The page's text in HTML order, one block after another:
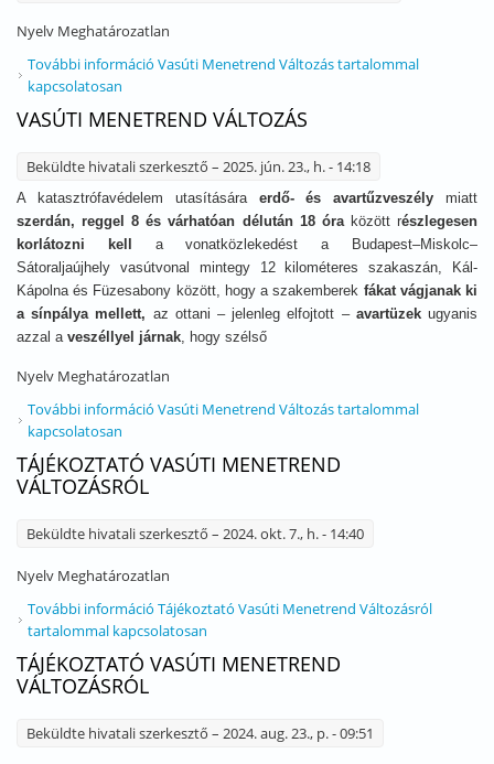
Nyelv Meghatározatlan
További információ Vasúti Menetrend Változás tartalommal
kapcsolatosan
VASÚTI MENETREND VÁLTOZÁS
Beküldte hivatali szerkesztő – 2025. jún. 23., h. - 14:18
A katasztrófavédelem utasítására erdő- és avartűzveszély miatt
szerdán, reggel 8 és várhatóan délután 18 óraközött részlegesen
korlátozni kell
a vonatközlekedést a Budapest–Miskolc–
Sátoraljaújhely vasútvonal mintegy 12 kilométeres szakaszán, Kál-
Kápolna és Füzesabony között, hogy a szakemberek fákat vágjanak ki
a sínpálya mellett, az ottani – jelenleg elfojtott – avartüzekugyanis
azzal aveszéllyel járnak, hogy szélső
Nyelv Meghatározatlan
További információ Vasúti Menetrend Változás tartalommal
kapcsolatosan
TÁJÉKOZTATÓ VASÚTI MENETREND
VÁLTOZÁSRÓL
Beküldte hivatali szerkesztő – 2024. okt. 7., h. - 14:40
Nyelv Meghatározatlan
További információ Tájékoztató Vasúti Menetrend Változásról
tartalommal kapcsolatosan
TÁJÉKOZTATÓ VASÚTI MENETREND
VÁLTOZÁSRÓL
Beküldte hivatali szerkesztő – 2024. aug. 23., p. - 09:51